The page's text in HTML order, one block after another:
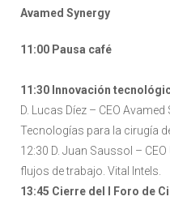
Avamed Synergy
11:00 Pausa café
11:30 Innovación
D. Lucas Díez – CEO Avamed
Tecnologías para la cirugía
12:30 D. Juan Saussol –
flujos de trabajo. Vital Intels.
13:45 Cierre del I Foro de